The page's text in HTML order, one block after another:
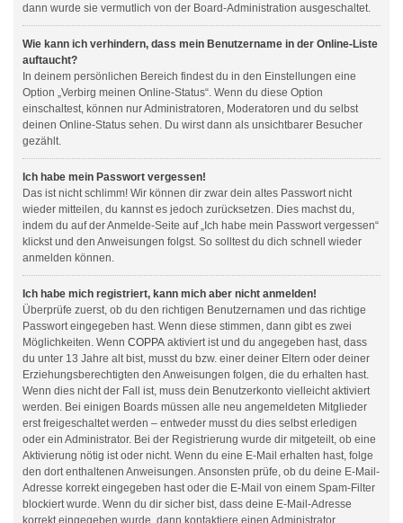
dann wurde sie vermutlich von der Board-Administration ausgeschaltet.
Wie kann ich verhindern, dass mein Benutzername in der Online-Liste
auftaucht?
In deinem persönlichen Bereich findest du in den Einstellungen eine
Option „Verbirg meinen Online-Status“. Wenn du diese Option
einschaltest, können nur Administratoren, Moderatoren und du selbst
deinen Online-Status sehen. Du wirst dann als unsichtbarer Besucher
gezählt.
Ich habe mein Passwort vergessen!
Das ist nicht schlimm! Wir können dir zwar dein altes Passwort nicht
wieder mitteilen, du kannst es jedoch zurücksetzen. Dies machst du,
indem du auf der Anmelde-Seite auf „Ich habe mein Passwort vergessen“
klickst und den Anweisungen folgst. So solltest du dich schnell wieder
anmelden können.
Ich habe mich registriert, kann mich aber nicht anmelden!
Überprüfe zuerst, ob du den richtigen Benutzernamen und das richtige
Passwort eingegeben hast. Wenn diese stimmen, dann gibt es zwei
Möglichkeiten. Wenn COPPA aktiviert ist und du angegeben hast, dass
du unter 13 Jahre alt bist, musst du bzw. einer deiner Eltern oder deiner
Erziehungsberechtigten den Anweisungen folgen, die du erhalten hast.
Wenn dies nicht der Fall ist, muss dein Benutzerkonto vielleicht aktiviert
werden. Bei einigen Boards müssen alle neu angemeldeten Mitglieder
erst freigeschaltet werden – entweder musst du dies selbst erledigen
oder ein Administrator. Bei der Registrierung wurde dir mitgeteilt, ob eine
Aktivierung nötig ist oder nicht. Wenn du eine E-Mail erhalten hast, folge
den dort enthaltenen Anweisungen. Ansonsten prüfe, ob du deine E-Mail-
Adresse korrekt eingegeben hast oder die E-Mail von einem Spam-Filter
blockiert wurde. Wenn du dir sicher bist, dass deine E-Mail-Adresse
korrekt eingegeben wurde, dann kontaktiere einen Administrator.